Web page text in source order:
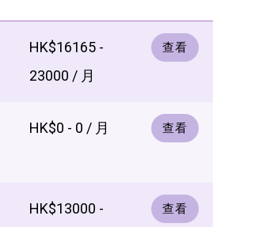
HK$16165 -
23000 / 月
查看
HK$0 - 0 / 月 查看
HK$13000 -
查看